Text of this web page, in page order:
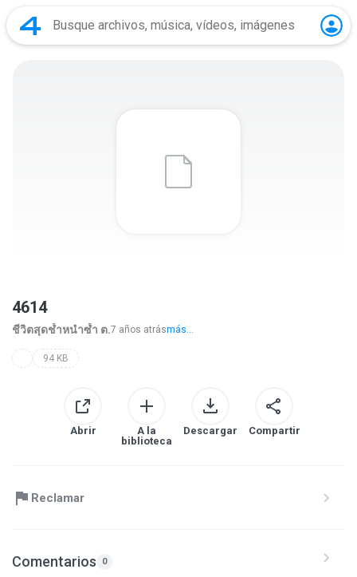
4614
ชีวิตสุดช้ำหนำซ้ำ ต.7 años atrásmás...
94 KB
Abrir
A la
biblioteca
Descargar Compartir
Reclamar
Comentarios 0